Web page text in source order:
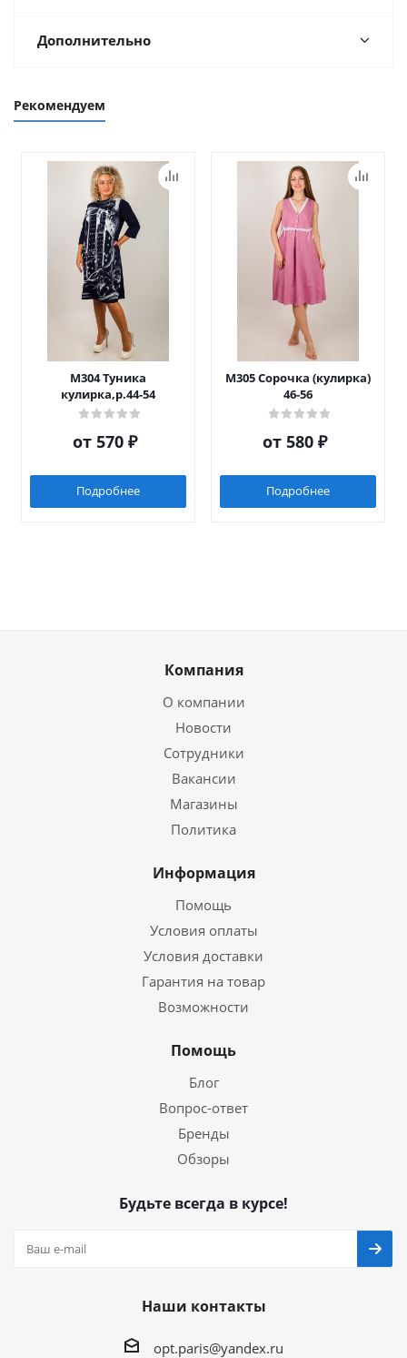
Дополнительно
Рекомендуем
М304 Туника
кулирка,р.44-54
от 570 ₽
Подробнее
М305 Сорочка (кулирка)
46-56
от 580 ₽
Подробнее
Компания
О компании
Новости
Сотрудники
Вакансии
Магазины
Политика
Информация
Помощь
Условия оплаты
Условия доставки
Гарантия на товар
Возможности
Помощь
Блог
Вопрос-ответ
Бренды
Обзоры
Будьте всегда в курсе!
Наши контакты
opt.paris@yandex.ru